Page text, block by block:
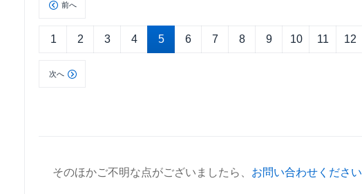
前へ
1 2 3 4 5 6 7 8 9 10 11 12
次へ
そのほかご不明な点がございましたら、 お問い合わせください